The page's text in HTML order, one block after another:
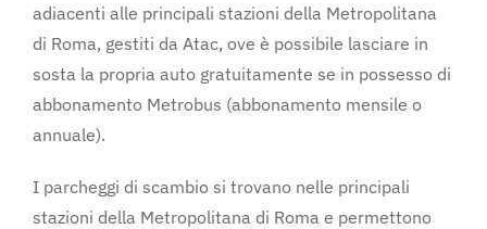
adiacenti alle principali stazioni della Metropolitana
di Roma, gestiti da Atac, ove è possibile lasciare in
sosta la propria auto gratuitamente se in possesso di
abbonamento Metrobus (abbonamento mensile o
annuale).
I parcheggi di scambio si trovano nelle principali
stazioni della Metropolitana di Roma e permettono